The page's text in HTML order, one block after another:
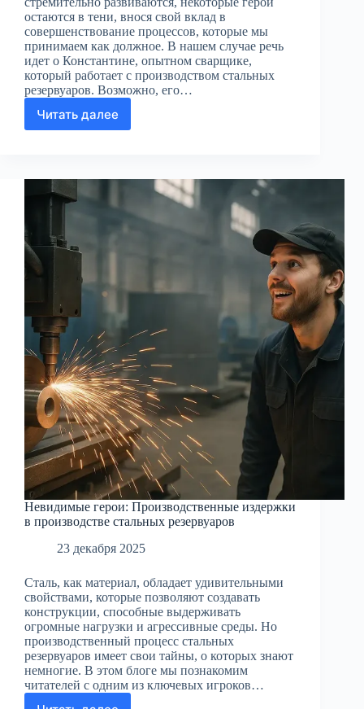
остаются в тени, внося свой вклад в
совершенствование процессов, которые мы
принимаем как должное. В нашем случае речь
идет о Константине, опытном сварщике,
который работает с производством стальных
резервуаров. Возможно, его…
Читать далее
Мастера
инновации
формируют
будущее
производства
Невидимые герои: Производственные издержки
в производстве стальных резервуаров
23 декабря 2025
Сталь, как материал, обладает удивительными
свойствами, которые позволяют создавать
конструкции, способные выдерживать
огромные нагрузки и агрессивные среды. Но
производственный процесс стальных
резервуаров имеет свои тайны, о которых знают
немногие. В этом блоге мы познакомим
читателей с одним из ключевых игроков…